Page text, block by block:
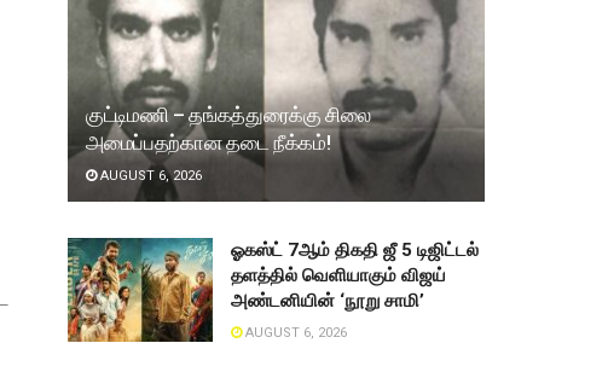
குட்டிமணி – தங்கத்துரைக்கு சிலை
அமைப்பதற்கான தடை நீக்கம்!
AUGUST 6, 2026
ஓகஸ்ட் 7ஆம் திகதி ஜீ 5 டிஜிட்டல்
தளத்தில் வெளியாகும் விஜய்
அண்டனியின் ‘நூறு சாமி’
AUGUST 6, 2026